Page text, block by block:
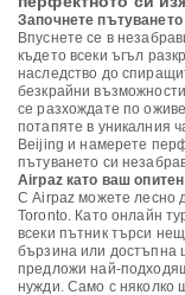
Започнете
Впуснете се в
където всеки ъгъл
наследство до
безкрайни
се разхождате по
потапяте в уникалния
Beijing и намерете
пътуването си
Airpaz като ваш
С Airpaz можете лесно
Toronto. Като онлайн
всеки пътник търси
бързина или достъпна
предложи най-
нужди. Само с няколко